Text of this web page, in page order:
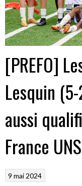
[PREFO]
Lesquin
aussi
France
9 mai 2024